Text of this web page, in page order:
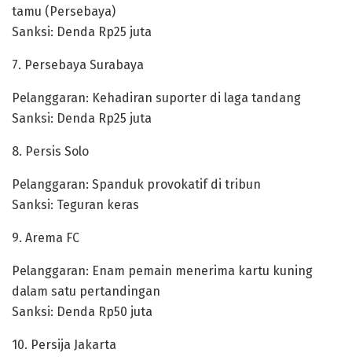
tamu (Persebaya)
Sanksi: Denda Rp25 juta
7. Persebaya Surabaya
Pelanggaran: Kehadiran suporter di laga tandang
Sanksi: Denda Rp25 juta
8. Persis Solo
Pelanggaran: Spanduk provokatif di tribun
Sanksi: Teguran keras
9. Arema FC
Pelanggaran: Enam pemain menerima kartu kuning
dalam satu pertandingan
Sanksi: Denda Rp50 juta
10. Persija Jakarta